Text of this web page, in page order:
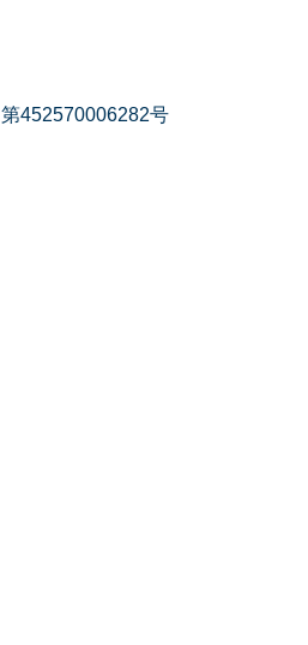
第452570006282号